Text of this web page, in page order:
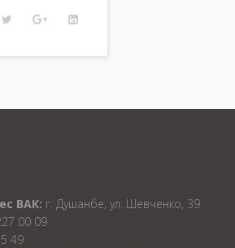
ВАК: г. Душанбе, ул. Шевченко, 39
00 09
49